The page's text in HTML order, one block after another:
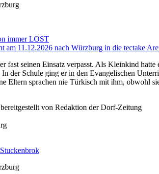
immer LOST
am 11.12.2026 nach Würzburg in die tectake
fast seinen Einsatz verpasst. Als Kleinkind hatte
der Schule ging er in den Evangelischen
Eltern sprachen nie Türkisch mit ihm, obwohl
von Redaktion der Dorf-Zeitung